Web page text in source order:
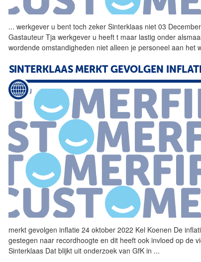
... werkgever u bent toch zekerSinterklaas niet 03
Gastauteur Tja werkgever u heeft t maar lastig onder
wordende omstandigheden niet alleen je personeel aan het
SINTERKLAASMERKT GEVOLGEN
merkt gevolgen inflatie 24 oktober 2022 Kel Koenen De
gestegen naar recordhoogte en dit heeft ook invloed op de
Sinterklaas Dat blijkt uit onderzoek van GfK in ...